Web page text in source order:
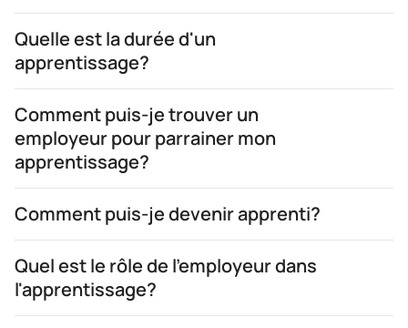
Quelle est la durée d'un
apprentissage?
Comment puis-je trouver un
employeur pour parrainer mon
apprentissage?
Comment puis-je devenir apprenti?
Quel est le rôle de l'employeur dans
l'apprentissage?